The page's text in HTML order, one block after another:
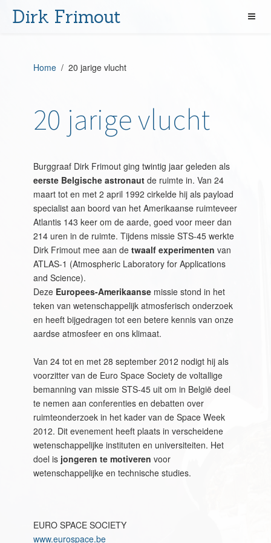
Dirk Frimout
Home / 20 jarige vlucht
20 jarige vlucht
Burggraaf Dirk Frimout ging twintig jaar geleden als
eerste Belgische astronaut de ruimte in. Van 24
maart tot en met 2 april 1992 cirkelde hij als payload
specialist aan boord van het Amerikaanse ruimteveer
Atlantis 143 keer om de aarde, goed voor meer dan
214 uren in de ruimte. Tijdens missie STS-45 werkte
Dirk Frimout mee aan de twaalf experimenten van
ATLAS-1 (Atmospheric Laboratory for Applications
and Science).
Deze Europees-Amerikaanse missie stond in het
teken van wetenschappelijk atmosferisch onderzoek
en heeft bijgedragen tot een betere kennis van onze
aardse atmosfeer en ons klimaat.
Van 24 tot en met 28 september 2012 nodigt hij als
voorzitter van de Euro Space Society de voltallige
bemanning van missie STS-45 uit om in België deel
te nemen aan conferenties en debatten over
ruimteonderzoek in het kader van de Space Week
2012. Dit evenement heeft plaats in verscheidene
wetenschappelijke instituten en universiteiten. Het
doel is jongeren te motiveren voor
wetenschappelijke en technische studies.
EURO SPACE SOCIETY
www.eurospace.be